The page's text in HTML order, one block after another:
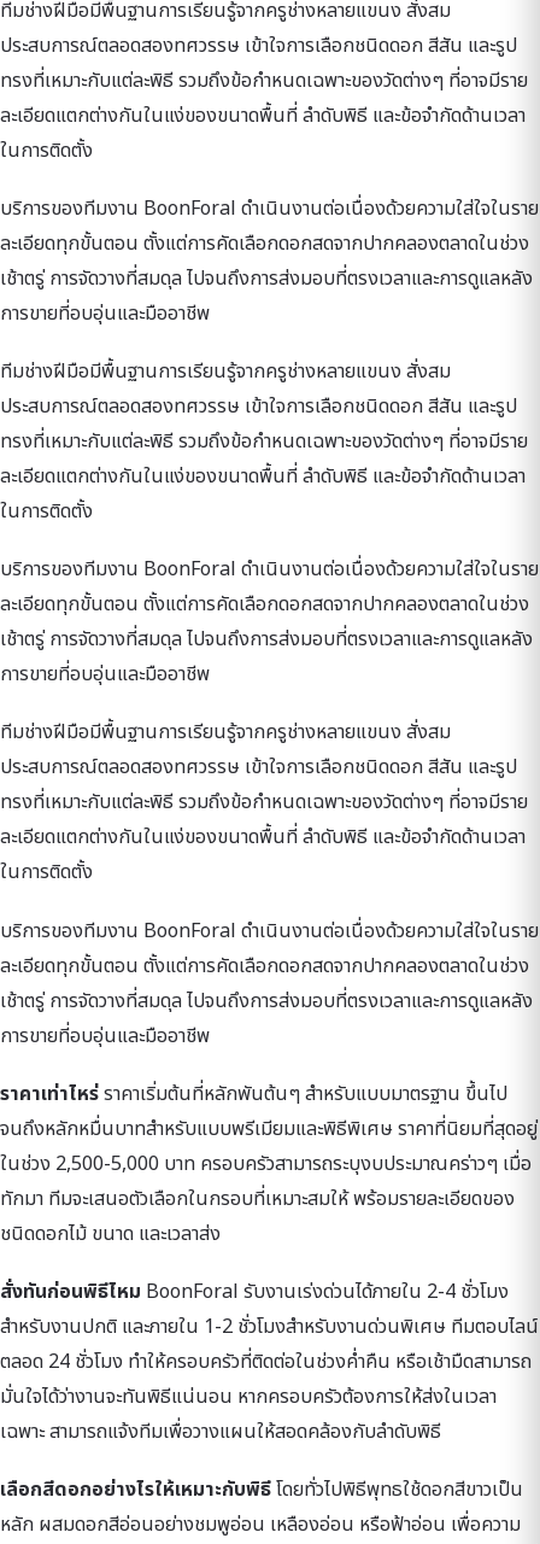
ทีมช่างฝีมือมีพื้นฐานการเรียนรู้จากครูช่างหลายแขนง สั่งสม
ประสบการณ์ตลอดสองทศวรรษ เข้าใจการเลือกชนิดดอก สีสัน และรูป
ทรงที่เหมาะกับแต่ละพิธี รวมถึงข้อกำหนดเฉพาะของวัดต่างๆ ที่อาจมีราย
ละเอียดแตกต่างกันในแง่ของขนาดพื้นที่ ลำดับพิธี และข้อจำกัดด้านเวลา
ในการติดตั้ง
บริการของทีมงาน BoonForal ดำเนินงานต่อเนื่องด้วยความใส่ใจในราย
ละเอียดทุกขั้นตอน ตั้งแต่การคัดเลือกดอกสดจากปากคลองตลาดในช่วง
เช้าตรู่ การจัดวางที่สมดุล ไปจนถึงการส่งมอบที่ตรงเวลาและการดูแลหลัง
การขายที่อบอุ่นและมืออาชีพ
ทีมช่างฝีมือมีพื้นฐานการเรียนรู้จากครูช่างหลายแขนง สั่งสม
ประสบการณ์ตลอดสองทศวรรษ เข้าใจการเลือกชนิดดอก สีสัน และรูป
ทรงที่เหมาะกับแต่ละพิธี รวมถึงข้อกำหนดเฉพาะของวัดต่างๆ ที่อาจมีราย
ละเอียดแตกต่างกันในแง่ของขนาดพื้นที่ ลำดับพิธี และข้อจำกัดด้านเวลา
ในการติดตั้ง
บริการของทีมงาน BoonForal ดำเนินงานต่อเนื่องด้วยความใส่ใจในราย
ละเอียดทุกขั้นตอน ตั้งแต่การคัดเลือกดอกสดจากปากคลองตลาดในช่วง
เช้าตรู่ การจัดวางที่สมดุล ไปจนถึงการส่งมอบที่ตรงเวลาและการดูแลหลัง
การขายที่อบอุ่นและมืออาชีพ
ทีมช่างฝีมือมีพื้นฐานการเรียนรู้จากครูช่างหลายแขนง สั่งสม
ประสบการณ์ตลอดสองทศวรรษ เข้าใจการเลือกชนิดดอก สีสัน และรูป
ทรงที่เหมาะกับแต่ละพิธี รวมถึงข้อกำหนดเฉพาะของวัดต่างๆ ที่อาจมีราย
ละเอียดแตกต่างกันในแง่ของขนาดพื้นที่ ลำดับพิธี และข้อจำกัดด้านเวลา
ในการติดตั้ง
บริการของทีมงาน BoonForal ดำเนินงานต่อเนื่องด้วยความใส่ใจในราย
ละเอียดทุกขั้นตอน ตั้งแต่การคัดเลือกดอกสดจากปากคลองตลาดในช่วง
เช้าตรู่ การจัดวางที่สมดุล ไปจนถึงการส่งมอบที่ตรงเวลาและการดูแลหลัง
การขายที่อบอุ่นและมืออาชีพ
ราคาเท่าไหร่ราคาเริ่มต้นที่หลักพันต้นๆ สำหรับแบบมาตรฐาน ขึ้นไป
จนถึงหลักหมื่นบาทสำหรับแบบพรีเมียมและพิธีพิเศษ ราคาที่นิยมที่สุดอยู่
ในช่วง 2,500-5,000 บาท ครอบครัวสามารถระบุงบประมาณคร่าวๆ เมื่อ
ทักมา ทีมจะเสนอตัวเลือกในกรอบที่เหมาะสมให้ พร้อมรายละเอียดของ
ชนิดดอกไม้ ขนาด และเวลาส่ง
สั่งทันก่อนพิธีไหม BoonForal รับงานเร่งด่วนได้ภายใน 2-4 ชั่วโมง
สำหรับงานปกติ และภายใน 1-2 ชั่วโมงสำหรับงานด่วนพิเศษ ทีมตอบไลน์
ตลอด 24 ชั่วโมง ทำให้ครอบครัวที่ติดต่อในช่วงค่ำคืน หรือเช้ามืดสามารถ
มั่นใจได้ว่างานจะทันพิธีแน่นอน หากครอบครัวต้องการให้ส่งในเวลา
เฉพาะ สามารถแจ้งทีมเพื่อวางแผนให้สอดคล้องกับลำดับพิธี
เลือกสีดอกอย่างไรให้เหมาะกับพิธีโดยทั่วไปพิธีพุทธใช้ดอกสีขาวเป็น
หลัก ผสมดอกสีอ่อนอย่างชมพูอ่อน เหลืองอ่อน หรือฟ้าอ่อน เพื่อความ